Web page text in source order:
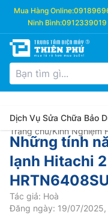
Mua Hàng Online:
Ninh Bình:0912339019
Dịch Vụ Sửa Chữa Bảo
Trang chủ/Kinh Nghiệm
Những tính
lạnh Hitachi
Tác giả: Hoà
Đăng ngày: 19/07/